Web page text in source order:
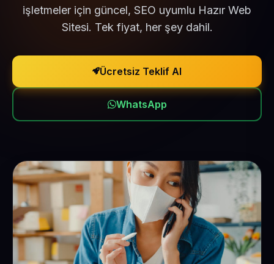
işletmeler için güncel, SEO uyumlu Hazır Web
Sitesi. Tek fiyat, her şey dahil.
Ücretsiz Teklif Al
WhatsApp